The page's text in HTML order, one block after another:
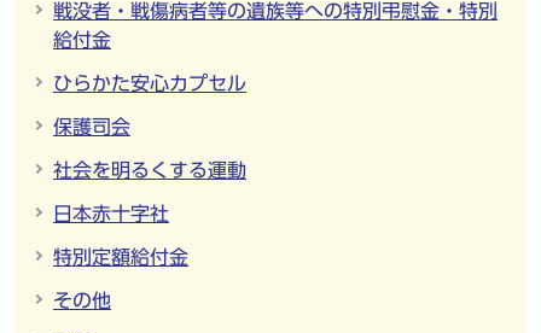
戦没者・戦傷病者等の遺族等への特別弔慰金・特別
給付金
ひらかた安心カプセル
保護司会
社会を明るくする運動
日本赤十字社
特別定額給付金
その他